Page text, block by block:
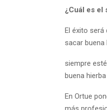
¿Cuál es el
El éxito
sacar
siempre
buena
En Ortue